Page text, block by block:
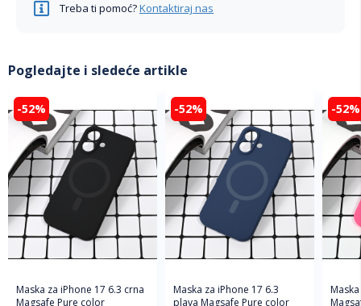
Treba ti pomoć?Kontaktiraj nas
Pogledajte i sledeće artikle
-52%
Maska za iPhone 17 6.3 crna
Magsafe Pure color
-52%
Maska za iPhone 17 6.3
plava Magsafe Pure color
-52%